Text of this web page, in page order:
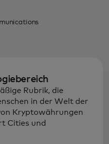
Rubrik, die
in der Welt der
Kryptowährungen
Cities und